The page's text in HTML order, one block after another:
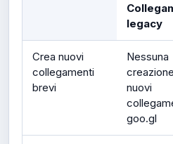
legacy
Crea nuovi
collegamenti
brevi
Nessuna
nuovi
goo.gl